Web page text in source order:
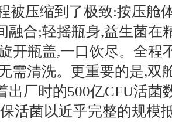
被压缩到了极致:按压舱
融合;轻摇瓶身,益生菌在
开瓶盖,一口饮尽。全程
需清洗。更重要的是,双
出厂时的500亿CFU活菌
活菌以近乎完整的规模